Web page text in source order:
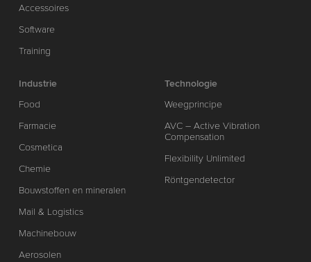
Accessoires
Software
Training
Industrie
Food
Farmacie
Cosmetica
Chemie
Bouwstoffen en mineralen
Mail & Logistics
Machinebouw
Aerosolen
Technologie
Weegprincipe
AVC – Active Vibration
Compensation
Flexibility Unlimited
Röntgendetector